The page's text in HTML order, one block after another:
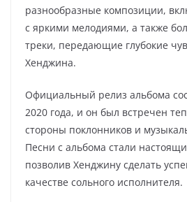
разнообразные композиции,
с яркими мелодиями, а также
треки, передающие глубокие
Хенджина.
Официальный релиз альбома
2020 года, и он был встречен
стороны поклонников и
Песни с альбома стали
позволив Хенджину сделать
качестве сольного исполнителя.